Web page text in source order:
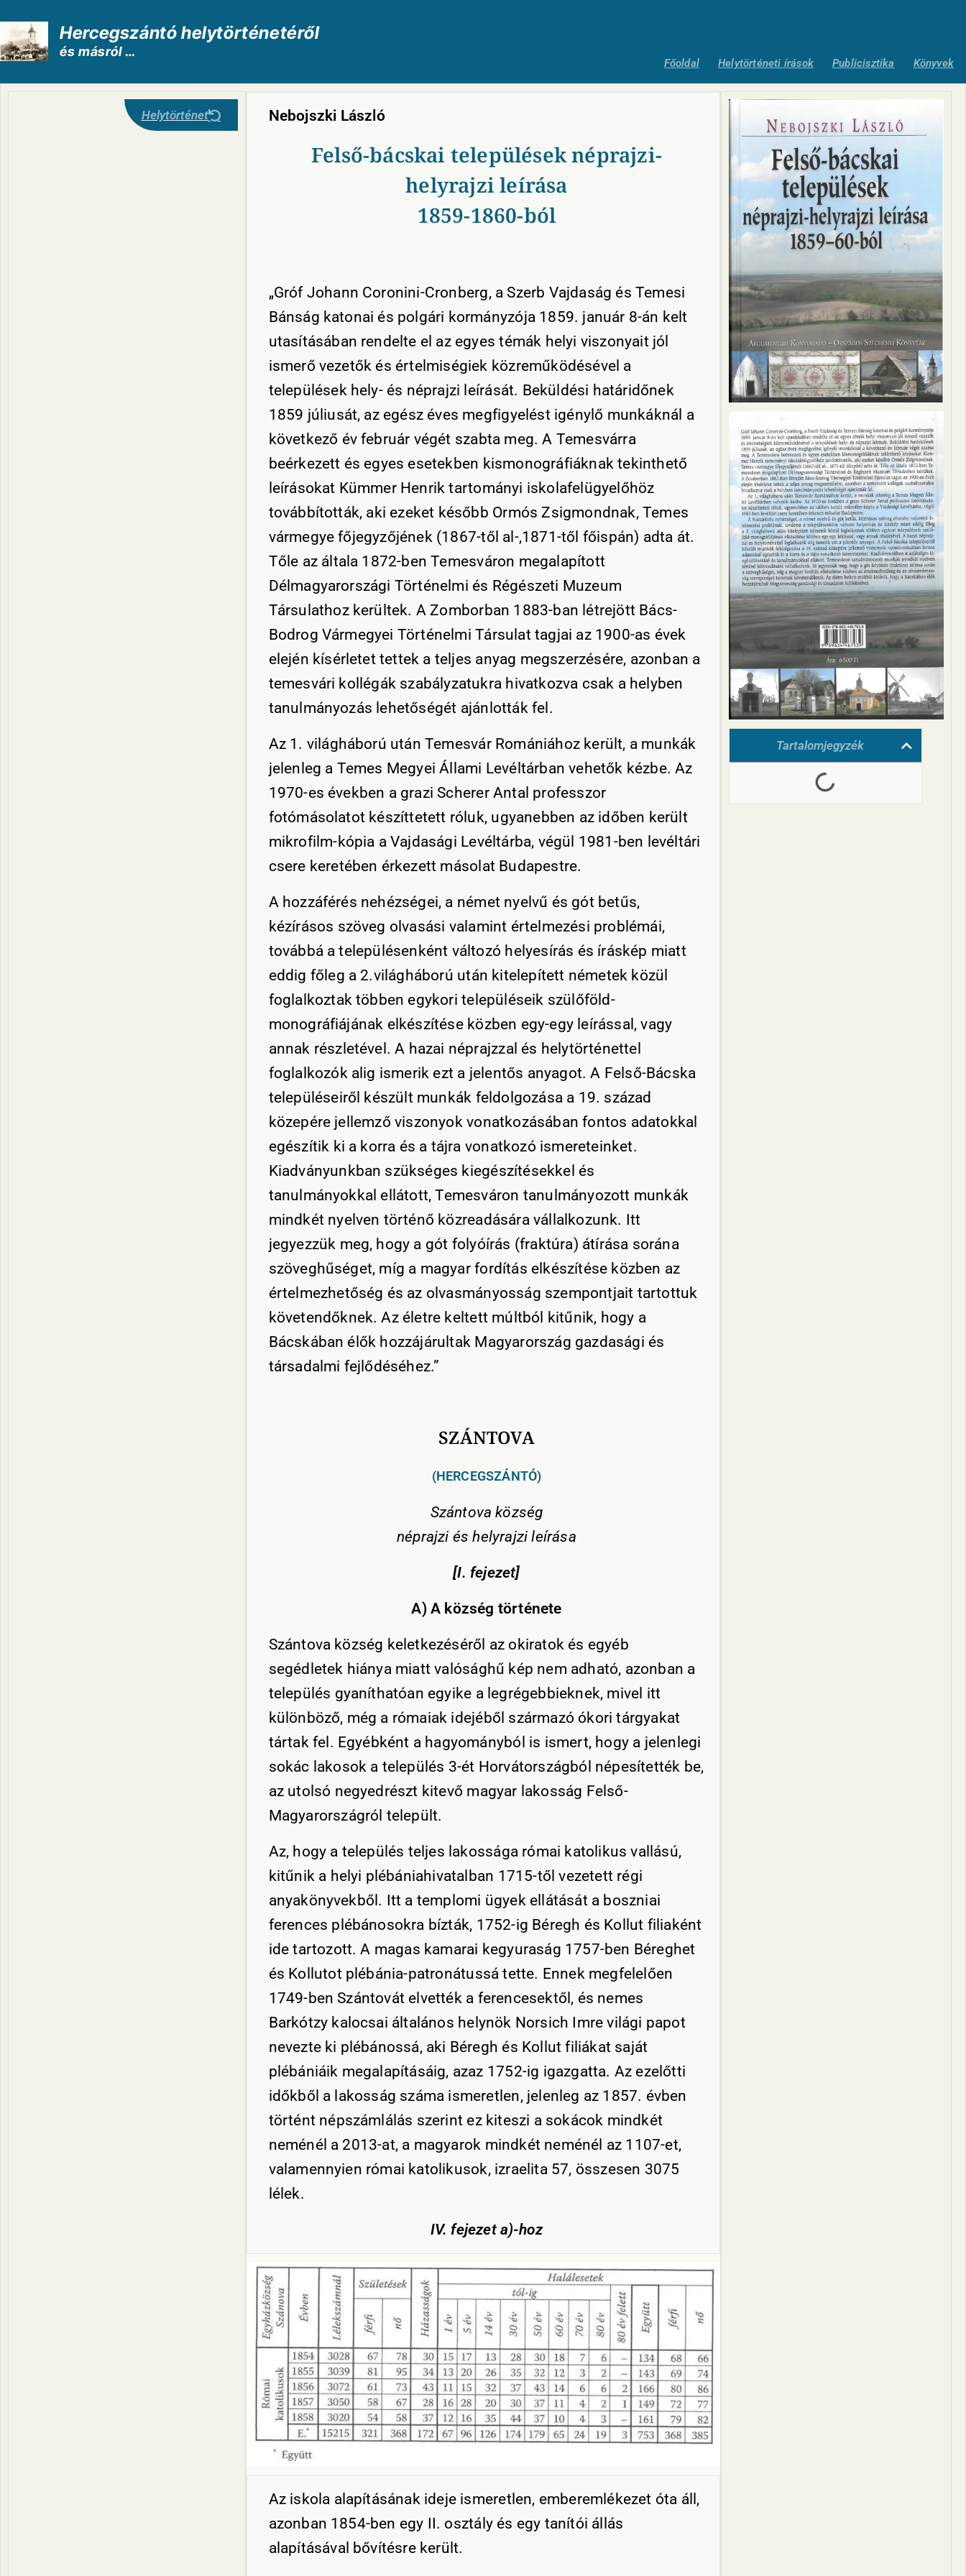
Hercegszántó helytörténetéről
és másról …
Főoldal Helytörténeti írások Publicisztika Könyvek
Helytörténet Nebojszki László
Felső-bácskai települések néprajzi-
helyrajzi leírása
1859-1860-ból
„Gróf Johann Coronini-Cronberg, a Szerb Vajdaság és Temesi
Bánság katonai és polgári kormányzója 1859. január 8-án kelt
utasításában rendelte el az egyes témák helyi viszonyait jól
ismerő vezetők és értelmiségiek közreműködésével a
települések hely- és néprajzi leírását. Beküldési határidőnek
1859 júliusát, az egész éves megfigyelést igénylő munkáknál a
következő év február végét szabta meg. A Temesvárra
beérkezett és egyes esetekben kismonográfiáknak tekinthető
leírásokat Kümmer Henrik tartományi iskolafelügyelőhöz
továbbították, aki ezeket később Ormós Zsigmondnak, Temes
vármegye főjegyzőjének (1867-től al-,1871-től főispán) adta át.
Tőle az általa 1872-ben Temesváron megalapított
Délmagyarországi Történelmi és Régészeti Muzeum
Társulathoz kerültek. A Zomborban 1883-ban létrejött Bács-
Bodrog Vármegyei Történelmi Társulat tagjai az 1900-as évek
elején kísérletet tettek a teljes anyag megszerzésére, azonban a
temesvári kollégák szabályzatukra hivatkozva csak a helyben
tanulmányozás lehetőségét ajánlották fel.
Az 1. világháború után Temesvár Romániához került, a munkák
jelenleg a Temes Megyei Állami Levéltárban vehetők kézbe. Az
1970-es években a grazi Scherer Antal professzor
fotómásolatot készíttetett róluk, ugyanebben az időben került
mikrofilm-kópia a Vajdasági Levéltárba, végül 1981-ben levéltári
csere keretében érkezett másolat Budapestre.
A hozzáférés nehézségei, a német nyelvű és gót betűs,
kézírásos szöveg olvasási valamint értelmezési problémái,
továbbá a településenként változó helyesírás és íráskép miatt
eddig főleg a 2.világháború után kitelepített németek közül
foglalkoztak többen egykori településeik szülőföld-
monográfiájának elkészítése közben egy-egy leírással, vagy
annak részletével. A hazai néprajzzal és helytörténettel
foglalkozók alig ismerik ezt a jelentős anyagot. A Felső-Bácska
településeiről készült munkák feldolgozása a 19. század
közepére jellemző viszonyok vonatkozásában fontos adatokkal
egészítik ki a korra és a tájra vonatkozó ismereteinket.
Kiadványunkban szükséges kiegészítésekkel és
tanulmányokkal ellátott, Temesváron tanulmányozott munkák
mindkét nyelven történő közreadására vállalkozunk. Itt
jegyezzük meg, hogy a gót folyóírás (fraktúra) átírása sorána
szöveghűséget, míg a magyar fordítás elkészítése közben az
értelmezhetőség és az olvasmányosság szempontjait tartottuk
követendőknek. Az életre keltett múltból kitűnik, hogy a
Bácskában élők hozzájárultak Magyarország gazdasági és
társadalmi fejlődéséhez.”
SZÁNTOVA
(HERCEGSZÁNTÓ)
Szántova község
néprajzi és helyrajzi leírása
[I. fejezet]
A) A község története
Szántova község keletkezéséről az okiratok és egyéb
segédletek hiánya miatt valósághű kép nem adható, azonban a
település gyaníthatóan egyike a legrégebbieknek, mivel itt
különböző, még a rómaiak idejéből származó ókori tárgyakat
tártak fel. Egyébként a hagyományból is ismert, hogy a jelenlegi
sokác lakosok a település 3-ét Horvátországból népesítették be,
az utolsó negyedrészt kitevő magyar lakosság Felső-
Magyarországról települt.
Az, hogy a település teljes lakossága római katolikus vallású,
kitűnik a helyi plébániahivatalban 1715-től vezetett régi
anyakönyvekből. Itt a templomi ügyek ellátását a boszniai
ferences plébánosokra bízták, 1752-ig Béregh és Kollut filiaként
ide tartozott. A magas kamarai kegyuraság 1757-ben Béreghet
és Kollutot plébánia-patronátussá tette. Ennek megfelelően
1749-ben Szántovát elvették a ferencesektől, és nemes
Barkótzy kalocsai általános helynök Norsich Imre világi papot
nevezte ki plébánossá, aki Béregh és Kollut filiákat saját
plébániáik megalapításáig, azaz 1752-ig igazgatta. Az ezelőtti
időkből a lakosság száma ismeretlen, jelenleg az 1857. évben
történt népszámlálás szerint ez kiteszi a sokácok mindkét
neménél a 2013-at, a magyarok mindkét neménél az 1107-et,
valamennyien római katolikusok, izraelita 57, összesen 3075
lélek.
IV. fejezet a)-hoz
Az iskola alapításának ideje ismeretlen, emberemlékezet óta áll,
azonban 1854-ben egy II. osztály és egy tanítói állás
alapításával bővítésre került.
Tartalomjegyzék